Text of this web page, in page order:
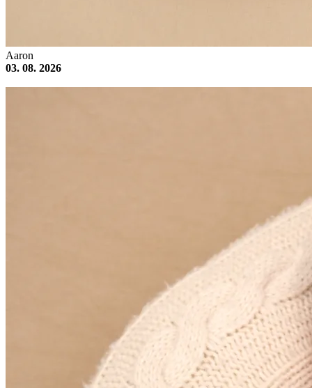
Aaron
03. 08. 2026